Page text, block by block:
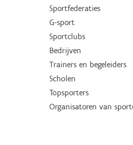
Sportfederaties
G-sport
Sportclubs
Bedrijven
Trainers en begeleiders
Scholen
Topsporters
Organisatoren van